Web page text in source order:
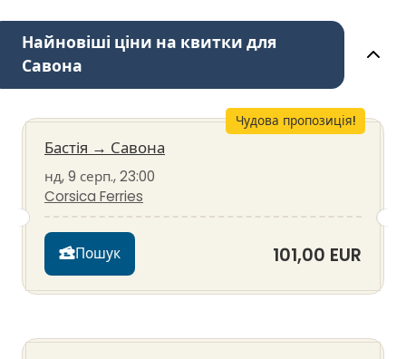
Найновіші ціни на квитки для
Савона
Чудова пропозиція!
Бастія → Савона
нд, 9 серп., 23:00
Corsica Ferries
Пошук 101,00 EUR